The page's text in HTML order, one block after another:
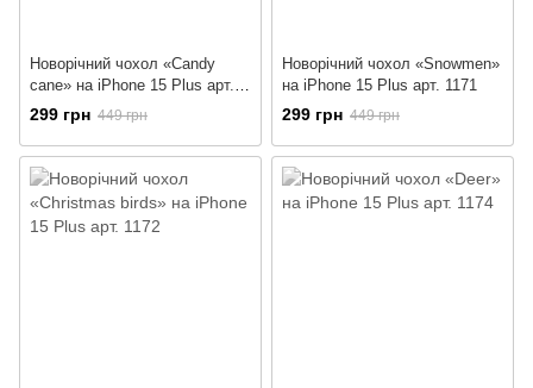
Новорічний чохол «Candy
cane» на iPhone 15 Plus арт.
1170
299 грн 449 грн
Новорічний чохол «Snowmen»
на iPhone 15 Plus арт. 1171
299 грн 449 грн